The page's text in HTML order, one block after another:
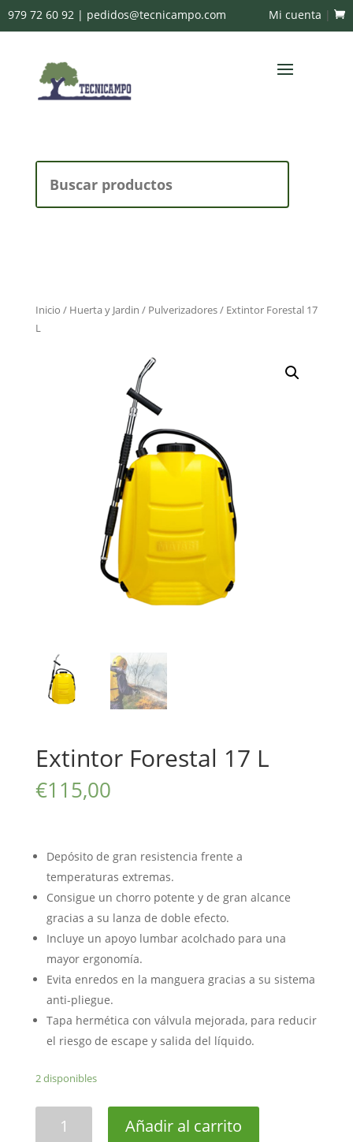
979 72 60 92 | pedidos@tecnicampo.com Mi cuenta |
Inicio / Huerta y Jardin / Pulverizadores/ Extintor Forestal 17
L
Extintor Forestal 17 L
€115,00
Depósito de gran resistencia frente a
temperaturas extremas.
Consigue un chorro potente y de gran alcance
gracias a su lanza de doble efecto.
Incluye un apoyo lumbar acolchado para una
mayor ergonomía.
Evita enredos en la manguera gracias a su sistema
anti-pliegue.
Tapa hermética con válvula mejorada, para reducir
el riesgo de escape y salida del líquido.
2 disponibles
Forestal
Añadir al carrito